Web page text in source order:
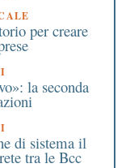
per creare
la seconda
di sistema il
tra le Bcc